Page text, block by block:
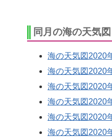
同月の海の天気図
海の天気図2020
海の天気図2020
海の天気図2020
海の天気図2020
海の天気図2020
海の天気図2020